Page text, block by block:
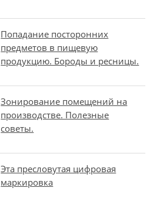
Попадание посторонних
предметов в пищевую
продукцию. Бороды и ресницы.
Зонирование помещений на
производстве. Полезные
советы.
Эта пресловутая цифровая
маркировка